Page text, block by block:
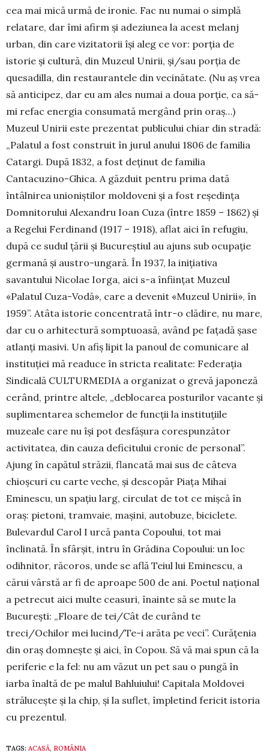
cea mai mică urmă de ironie. Fac nu numai o simplă
relatare, dar îmi afirm și adeziunea la acest melanj
urban, din care vizitatorii își aleg ce vor: porția de
istorie și cultură, din Muzeul Unirii, și/sau porția de
quesadilla, din restaurantele din vecinătate. (Nu aș vrea
să anticipez, dar eu am ales numai a doua porție, ca să-
mi refac energia consumată mergând prin oraș…)
Muzeul Unirii este prezentat publicului chiar din stradă:
„Palatul a fost construit în jurul anului 1806 de familia
Catargi. După 1832, a fost deținut de familia
Cantacuzino-Ghica. A găzduit pentru prima dată
întâlnirea unioniștilor moldoveni și a fost reședința
Domnitorului Alexandru Ioan Cuza (între 1859 – 1862) și
a Regelui Ferdinand (1917 – 1918), aflat aici în refugiu,
după ce sudul țării și Bucureștiul au ajuns sub ocupație
germană și austro-ungară. În 1937, la inițiativa
savantului Nicolae Iorga, aici s-a înființat Muzeul
«Palatul Cuza-Vodă», care a devenit «Muzeul Unirii», în
1959”. Atâta istorie concentrată într-o clădire, nu mare,
dar cu o arhitectură somptuoasă, având pe fațadă șase
atlanți masivi. Un afiș lipit la panoul de comunicare al
instituției mă readuce în stricta realitate: Federația
Sindicală CULTURMEDIA a organizat o grevă japoneză
cerând, printre altele, „deblocarea posturilor vacante și
suplimentarea schemelor de funcții la instituțiile
muzeale care nu își pot desfășura corespunzător
activitatea, din cauza deficitului cronic de personal”.
Ajung în capătul străzii, flancată mai sus de câteva
chioșcuri cu carte veche, și descopăr Piața Mihai
Eminescu, un spațiu larg, circulat de tot ce mișcă în
oraș: pietoni, tramvaie, mașini, autobuze, biciclete.
Bulevardul Carol I urcă panta Copoului, tot mai
înclinată. În sfârșit, intru în Grădina Copoului: un loc
odihnitor, răcoros, unde se află Teiul lui Eminescu, a
cărui vârstă ar fi de aproape 500 de ani. Poetul național
a petrecut aici multe ceasuri, înainte să se mute la
București: „Floare de tei/Cât de curând te
treci/Ochilor mei lucind/Te-i arăta pe veci”. Curățenia
din oraș domnește și aici, în Copou. Să vă mai spun că la
periferie e la fel: nu am văzut un pet sau o pungă în
iarba înaltă de pe malul Bahluiului! Capitala Moldovei
strălucește și la chip, și la suflet, împletind fericit istoria
cu prezentul.
TAGS: ACASĂ, ROMÂNIA